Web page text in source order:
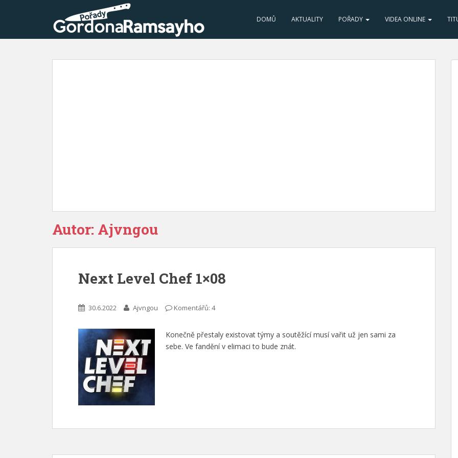
DOMŮ AKTUALITY POŘADY VIDEA ONLINE
Autor: Ajvngou
Next Level Chef 1×08
30.6.2022 Ajvngou Komentářů: 4
Konečně přestaly existovat týmy a soutěžící musí vařit už jen sami za
sebe. Ve fandění v elimaci to bude znát.